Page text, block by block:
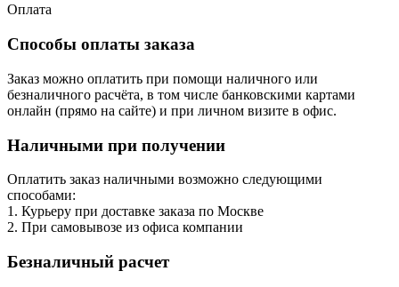
Оплата
Способы оплаты заказа
Заказ можно оплатить при помощи наличного или
безналичного расчёта, в том числе банковскими картами
онлайн (прямо на сайте) и при личном визите в офис.
Наличными при получении
Оплатить заказ наличными возможно следующими
способами:
1. Курьеру при доставке заказа по Москве
2. При самовывозе из офиса компании
Безналичный расчет